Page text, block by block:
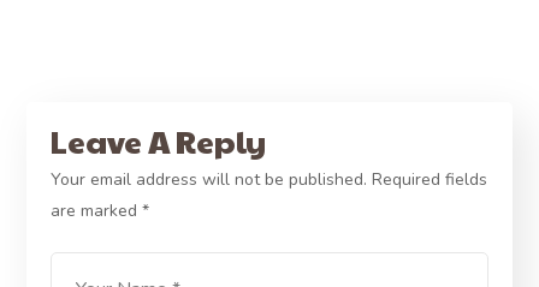
Leave A Reply
Your email address will not be published. Required fields
are marked*